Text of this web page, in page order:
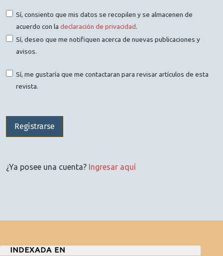
Sí, consiento que mis datos se recopilen y se almacenen de
acuerdo con ladeclaración de privacidad.
Sí, deseo que me notifiquen acerca de nuevas publicaciones y
avisos.
Sí, me gustaría que me contactaran para revisar artículos de esta
revista.
Registrarse
¿Ya posee una cuenta? Ingresar aquí
INDEXADA EN